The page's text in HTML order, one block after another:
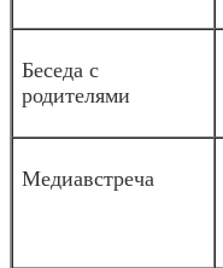
Беседа с
родителями
Медиавстреча